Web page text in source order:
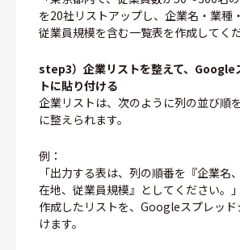
を20社リストアップし、企業名・業種
従業員規模を含む一覧表を作成してくだ
step3）企業リストを整えて、Google
トに貼り付ける
企業リストは、次のように列の並び順
に整えられます。
例：
「出力する表は、列の順番を『企業名
在地、従業員規模』としてください。」
作成したリストを、Googleスプレッ
けます。